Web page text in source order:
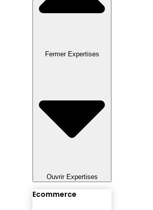
Fermer Expertises
Ouvrir Expertises
Ecommerce